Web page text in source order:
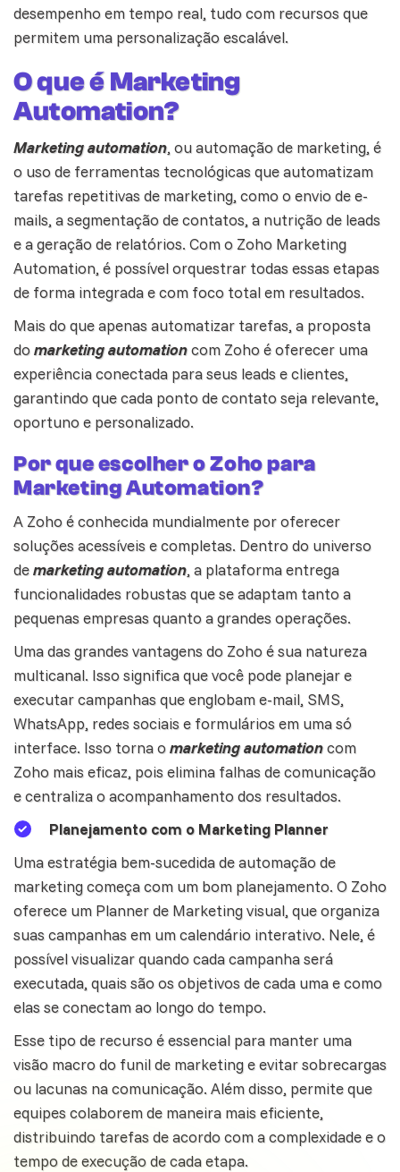
desempenho em tempo real, tudo com recursos que
permitem uma personalização escalável.
O que é Marketing
Automation?
Marketing automation, ou automação de marketing, é
o uso de ferramentas tecnológicas que automatizam
tarefas repetitivas de marketing, como o envio de e-
mails, a segmentação de contatos, a nutrição de leads
e a geração de relatórios. Com o Zoho Marketing
Automation, é possível orquestrar todas essas etapas
de forma integrada e com foco total em resultados.
Mais do que apenas automatizar tarefas, a proposta
domarketing automationcom Zoho é oferecer uma
experiênciaconectada para seus leads e clientes,
garantindo que cada ponto de contato seja relevante,
oportuno e personalizado.
Por que escolher o Zoho para
Marketing Automation?
A Zoho é conhecida mundialmente por oferecer
soluções acessíveis e completas. Dentro do universo
demarketing automation, a plataforma entrega
funcionalidades robustas que se adaptam tanto a
pequenas empresas quanto a grandes operações.
Uma das grandes vantagens do Zoho é sua natureza
multicanal. Isso significa que você pode planejar e
executar campanhas que englobam e-mail, SMS,
WhatsApp, redes sociais e formulários em uma só
interface. Isso torna omarketing automationcom
Zoho mais eficaz, pois elimina falhas de comunicação
e centraliza o acompanhamento dos resultados.
Planejamento com o Marketing Planner
Uma estratégia bem-sucedida deautomaçãode
marketing começa com um bom planejamento. O Zoho
oferece um Planner de Marketing visual, que organiza
suas campanhas em um calendário interativo. Nele, é
possível visualizar quando cada campanha será
executada, quais são os objetivos de cada uma e como
elas se conectam ao longo do tempo.
Esse tipo de recurso é essencial para manter uma
visão macro do funil de marketing e evitar sobrecargas
ou lacunas na comunicação. Além disso, permite que
equipes colaborem de maneira mais eficiente,
distribuindo tarefas de acordo com a complexidade e o
tempo de execução de cada etapa.